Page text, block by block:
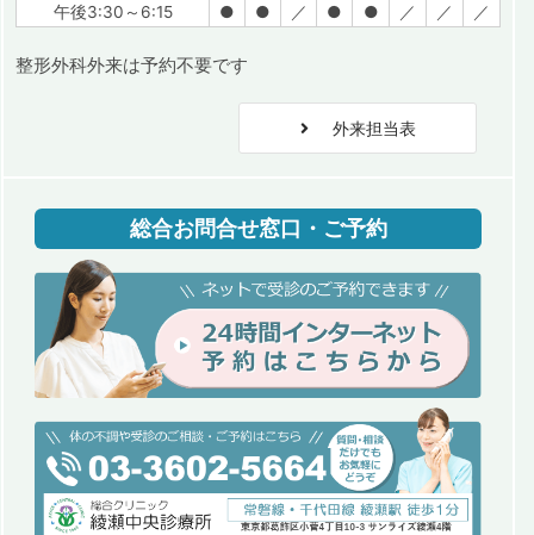
午後3:30～6:15
● ● ／ ● ● ／ ／ ／
整形外科外来は予約不要です
外来担当表
総合お問合せ窓口・ご予約